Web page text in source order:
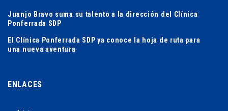
Juanjo Bravo suma su talento a la dirección del Clínica
Ponferrada SDP
El Clínica Ponferrada SDP ya conoce la hoja de ruta para
una nueva aventura
ENLACES